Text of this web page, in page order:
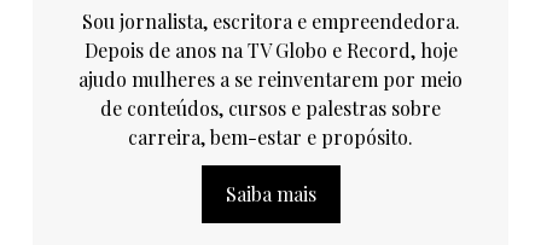
Sou jornalista, escritora e empreendedora.
Depois de anos na TV Globo e Record, hoje
ajudo mulheres a se reinventarem por meio
de conteúdos, cursos e palestras sobre
carreira, bem-estar e propósito.
Saiba mais